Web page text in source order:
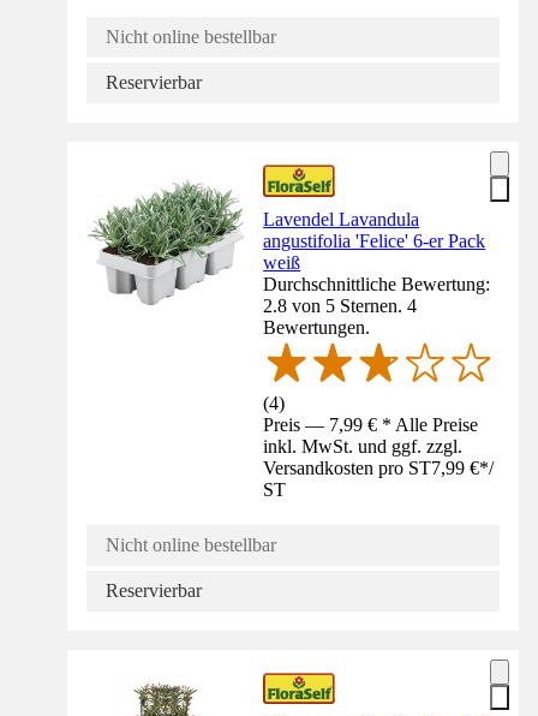
Nicht online bestellbar
Reservierbar
Lavendel Lavandula
angustifolia 'Felice' 6-er Pack
weiß
Durchschnittliche Bewertung:
2.8 von 5 Sternen. 4
Bewertungen.
(4)
Preis — 7,99 € * Alle Preise
inkl. MwSt. und ggf. zzgl.
Versandkosten pro ST7,99 €*/
ST
Nicht online bestellbar
Reservierbar